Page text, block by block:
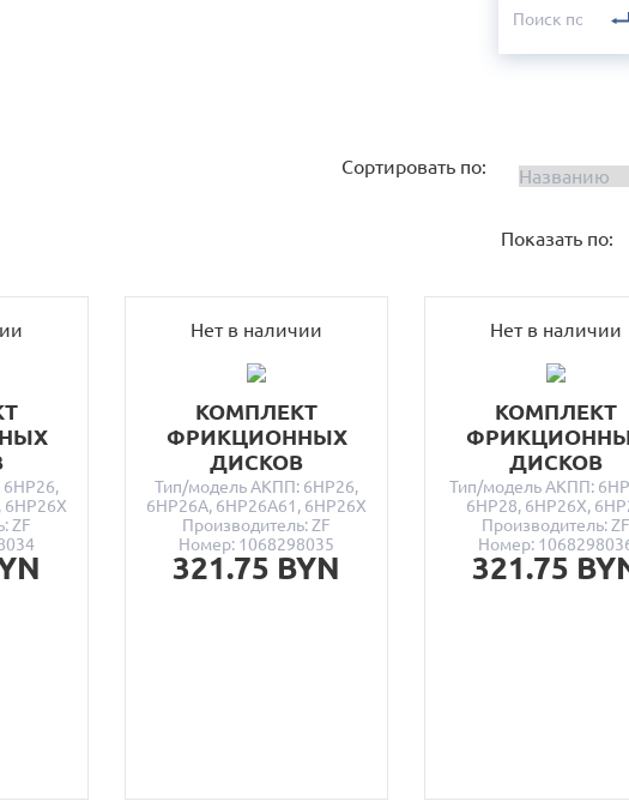
Сортировать по:
Показать по:
6HP26X
ZF
Нет в наличии
КОМПЛЕКТ
ФРИКЦИОННЫХ
ДИСКОВ
Тип/модель АКПП: 6HP26,
6HP26A, 6HP26A61, 6HP26X
Производитель: ZF
Номер: 1068298035
321.75 BYN
Нет в наличии
КОМПЛЕКТ
ДИСКОВ
Тип/модель АКПП:
6HP28, 6HP26X,
Производитель: ZF
Номер:
321.75